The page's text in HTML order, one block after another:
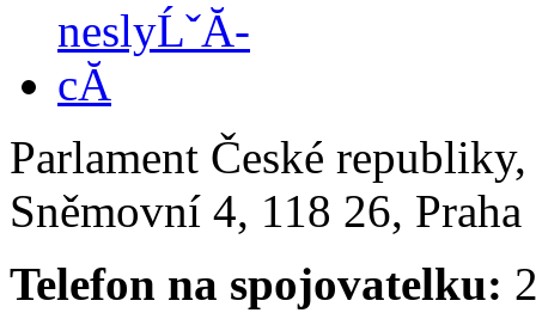
Parlament České
Sněmovní 4, 118 26,
Telefon na spojovatelku: